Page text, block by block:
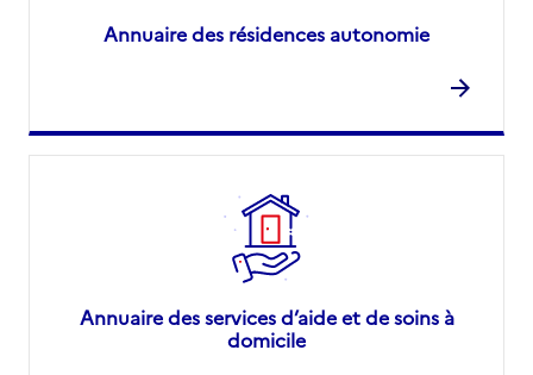
Annuaire des résidences autonomie
Annuaire des services d’aide et de soins à
domicile